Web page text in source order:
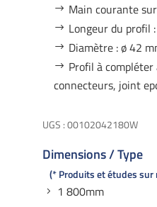
Main courante
Longeur du profil
Diamètre : ø 42
Profil à compléter
connecteurs, joint
UGS :00102042180W
Dimensions / Type
* Produits et études sur
1 800mm